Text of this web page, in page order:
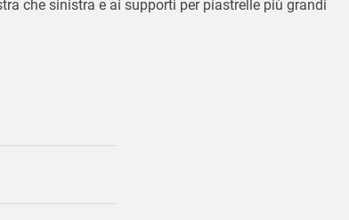
che sinistra e ai supporti per piastrelle più grandi